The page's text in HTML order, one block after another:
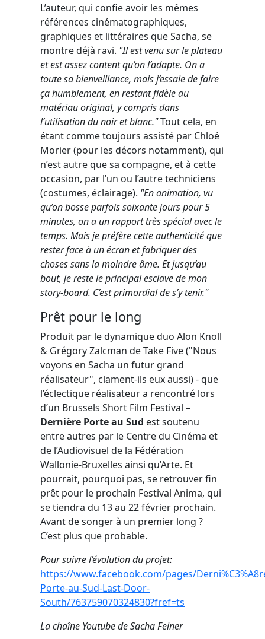
L’auteur, qui confie avoir les mêmes
références cinématographiques,
graphiques et littéraires que Sacha, se
montre déjà ravi. "Il est venu sur le plateau
et est assez content qu’on l’adapte. On a
toute sa bienveillance, mais j’essaie de faire
ça humblement, en restant fidèle au
matériau original, y compris dans
l’utilisation du noir et blanc."Tout cela, en
étant comme toujours assisté par Chloé
Morier (pour les décors notamment), qui
n’est autre que sa compagne, et à cette
occasion, par l’un ou l’autre techniciens
(costumes, éclairage). "En animation, vu
qu’on bosse parfois soixante jours pour 5
minutes, on a un rapport très spécial avec le
temps. Mais je préfère cette authenticité que
rester face à un écran et fabriquer des
choses sans la moindre âme. Et jusqu’au
bout, je reste le principal esclave de mon
story-board. C’est primordial de s’y tenir."
Prêt pour le long
Produit par le dynamique duo Alon Knoll
& Grégory Zalcman de Take Five ("Nous
voyons en Sacha un futur grand
réalisateur", clament-ils eux aussi) - que
l’éclectique réalisateur a rencontré lors
d’un Brussels Short Film Festival –
Dernière Porte au Sud est soutenu
entre autres par le Centre du Cinéma et
de l’Audiovisuel de la Fédération
Wallonie-Bruxelles ainsi qu’Arte. Et
pourrait, pourquoi pas, se retrouver fin
prêt pour le prochain Festival Anima, qui
se tiendra du 13 au 22 février prochain.
Avant de songer à un premier long ?
C’est plus que probable.
Pour suivre l’évolution du projet:
https://www.facebook.com/pages/
Porte-au-Sud-Last-Door-
South/763759070324830?fref=ts
La chaîne Youtube de Sacha Feiner